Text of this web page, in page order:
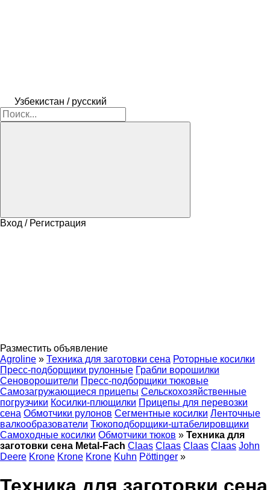
Узбекистан / русский
Вход / Регистрация
Разместить объявление
Agroline » Техника для заготовки сена Роторные косилки
Пресс-подборщики рулонные Грабли ворошилки
Сеноворошители Пресс-подборщики тюковые
Самозагружающиеся прицепы Сельскохозяйственные
погрузчики Косилки-плющилки Прицепы для перевозки
сена Обмотчики рулонов Сегментные косилки Ленточные
валкообразователи Тюкоподборщики-штабелировщики
Самоходные косилки Обмотчики тюков » Техника для
заготовки сена Metal-Fach Claas Claas Claas Claas John
Deere Krone Krone Krone Kuhn Pöttinger »